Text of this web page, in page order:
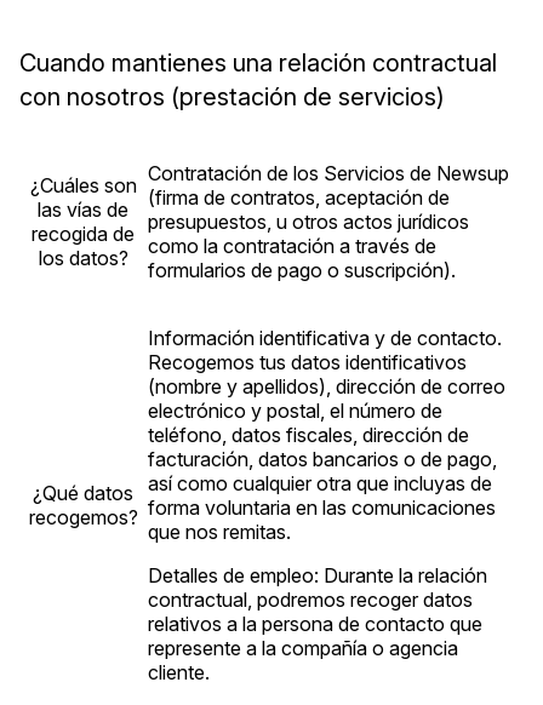
Cuando mantienes una relación contractual
con nosotros (prestación de servicios)
¿Cuáles son
las vías de
recogida de
los datos?
Contratación de los Servicios de Newsup
(firma de contratos, aceptación de
presupuestos, u otros actos jurídicos
como la contratación a través de
formularios de pago o suscripción).
¿Qué datos
recogemos?
Información identificativa y de contacto.
Recogemos tus datos identificativos
(nombre y apellidos), dirección de correo
electrónico y postal, el número de
teléfono, datos fiscales, dirección de
facturación, datos bancarios o de pago,
así como cualquier otra que incluyas de
forma voluntaria en las comunicaciones
que nos remitas.
Detalles de empleo: Durante la relación
contractual, podremos recoger datos
relativos a la persona de contacto que
represente a la compañía o agencia
cliente.